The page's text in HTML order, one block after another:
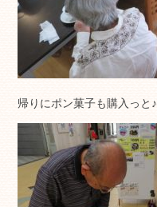
帰りにポン菓子も購入っと♪